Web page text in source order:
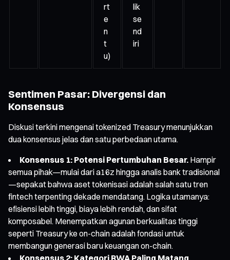
rt
e
n
t
u)
lik
se
nd
iri
Sentimen Pasar: Divergensi dan
Konsensus
Diskusi terkini mengenai tokenized Treasury menunjukkan
dua konsensus jelas dan satu perbedaan utama.
Konsensus 1: Potensi Pertumbuhan Besar. Hampir
semua pihak—mulai dari a16z hingga analis bank tradisional
—sepakat bahwa aset tokenisasi adalah salah satu tren
fintech terpenting dekade mendatang. Logika utamanya:
efisiensi lebih tinggi, biaya lebih rendah, dan sifat
komposabel. Menempatkan agunan berkualitas tinggi
seperti Treasury ke on-chain adalah fondasi untuk
membangun generasi baru keuangan on-chain.
Konsensus 2: Kategori RWA Paling Matang.